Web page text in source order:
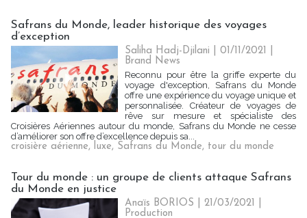
Safrans du Monde, leader historique des voyages
d’exception
Saliha Hadj-Djilani | 01/11/2021
Brand News
Reconnu pour être la griffe experte du
voyage d'exception, Safrans du Monde
offre une expérience du voyage unique et
personnalisée. Créateur de voyages de
rêve sur mesure et spécialiste des
Croisières Aériennes autour du monde, Safrans du Monde ne cesse
d’améliorer son offre d’excellence depuis sa...
croisière aérienne, luxe, Safrans du Monde, tour du monde
Tour du monde : un groupe de clients attaque Safrans
du Monde en justice
Anaïs BORIOS | 21/03/2021
Production